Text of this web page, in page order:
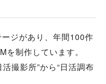
ジがあり、年間100作
を制作しています。
撮影所”から“日活調布